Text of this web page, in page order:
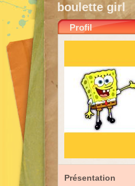
boulette girl
Profil
Présentation